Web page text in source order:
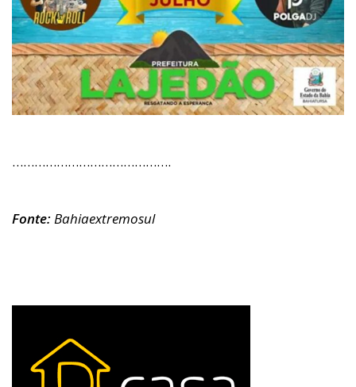
…………………………………….
Fonte:Bahiaextremosul